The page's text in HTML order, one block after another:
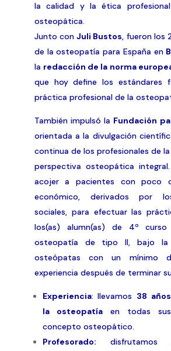
la calidad y la ética
osteopática.
Junto conJuli Bustos, fueron los
de la osteopatía para España en
la redacción de la norma
que hoy define los estándares
práctica profesional de la
También impulsó la Fundación
orientada a la divulgación
continua de los profesionales de
perspectiva osteopática
acojer a pacientes con poco
económico, derivados por
sociales, para efectuar las
los(as) alumn(as) de 4º
osteopatía de tipo II, bajo la
osteópatas con un mínimo
experiencia después de terminar
Experiencia: llevamos 38
la osteopatíaen todas
concepto osteopático.
Profesorado: